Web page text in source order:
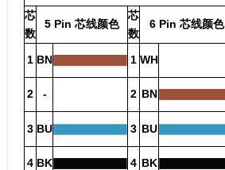
芯
数
5 Pin 芯线颜色
芯
数
6 Pin 芯线颜色
1 BN 1 WH
2 - 2 BN
3 BU 3 BU
4 BK 4 BK